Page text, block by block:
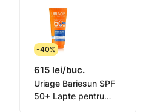
-40%
615 lei/buc.
Uriage Bariesun SPF
50+ Lapte pentru